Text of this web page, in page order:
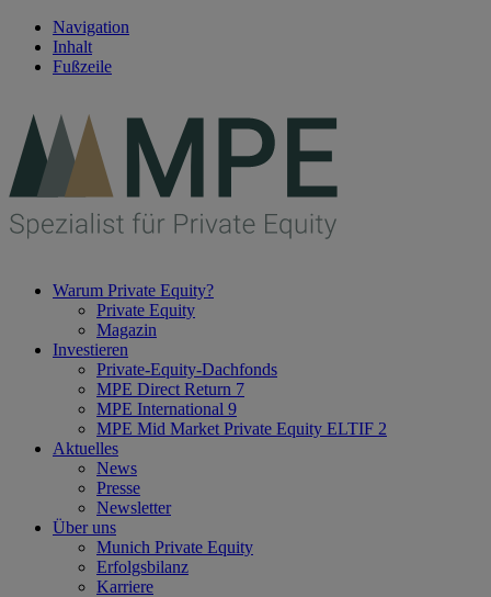
Navigation
Inhalt
Fußzeile
Warum Private Equity?
Private Equity
Magazin
Investieren
Private-Equity-Dachfonds
MPE Direct Return 7
MPE International 9
MPE Mid Market Private Equity ELTIF 2
Aktuelles
News
Presse
Newsletter
Über uns
Munich Private Equity
Erfolgsbilanz
Karriere